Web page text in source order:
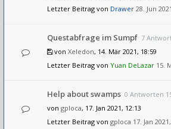
Letzter Beitrag von Drawer 28. Jun
Questabfrage im Sumpf 7
von Xeledon, 14. Mär 2021, 18:59
Letzter Beitrag von Yuan DeLazar 15.
Help about swamps 0 Antworten
von gploca, 17. Jan 2021, 12:13
Letzter Beitrag von gploca 17. Jan